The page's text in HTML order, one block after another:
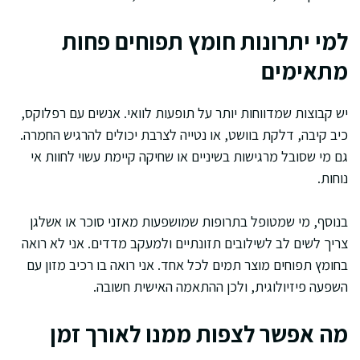
למי יתרונות חומץ תפוחים פחות
מתאימים
יש קבוצות שמדווחות יותר על תופעות לוואי. אנשים עם רפלוקס,
כיב קיבה, דלקת בוושט, או נטייה לצרבת יכולים להרגיש החמרה.
גם מי שסובל מרגישות בשיניים או שחיקה קיימת עשוי לחוות אי
נוחות.
בנוסף, מי שמטופל בתרופות שמושפעות מאזני סוכר או אשלגן
צריך לשים לב לשילובים תזונתיים ולמעקב מדדים. אני לא רואה
בחומץ תפוחים מוצר תמים לכל אחד. אני רואה בו רכיב מזון עם
השפעה פיזיולוגית, ולכן ההתאמה האישית חשובה.
מה אפשר לצפות ממנו לאורך זמן